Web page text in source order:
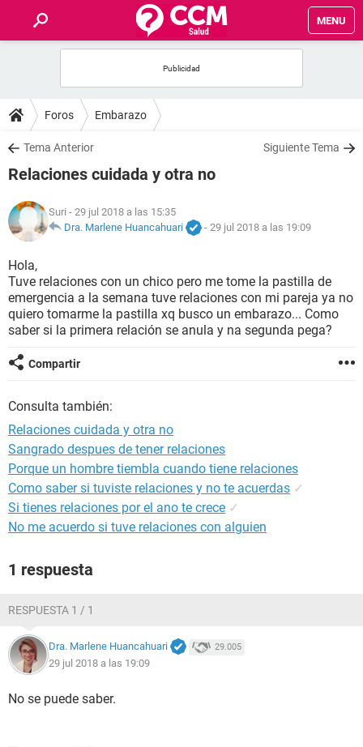
MENU
FOROS
SALUD
NUTRICIÓN
BIENESTAR
SEXUALIDAD
GLOSARIO
Foros Embarazo
Tema Anterior Siguiente Tema
Relaciones cuidada y otra no
Suri - 29 jul 2018 a las 15:35
Dra. Marlene Huancahuari
- 29 jul 2018 a las 19:09
Hola,
Tuve relaciones con un chico pero me tome la pastilla de
emergencia a la semana tuve relaciones con mi pareja ya no
quiero tomarme la pastilla xq busco un embarazo... Como
saber si la primera relación se anula y na segunda pega?
Compartir
Consulta también:
Relaciones cuidada y otra no
Sangrado despues de tener relaciones
Porque un hombre tiembla cuando tiene relaciones
Como saber si tuviste relaciones y no te acuerdas ✓
Si tienes relaciones por el ano te crece ✓
No me acuerdo si tuve relaciones con alguien
1 respuesta
RESPUESTA 1 / 1
Dra. Marlene Huancahuari 29.005
29 jul 2018 a las 19:09
No se puede saber.